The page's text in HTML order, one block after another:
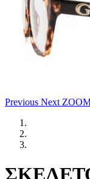
Previous Next